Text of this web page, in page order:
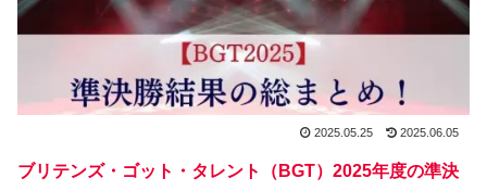
2025.05.25 2025.06.05
ブリテンズ・ゴット・タレント（BGT）2025年度の準決